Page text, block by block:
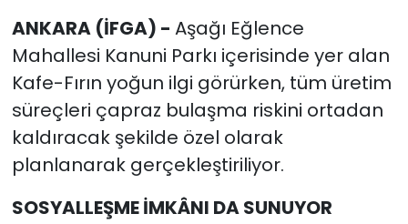
ANKARA (İFGA) - Aşağı Eğlence
Mahallesi Kanuni Parkı içerisinde yer alan
Kafe-Fırın yoğun ilgi görürken, tüm üretim
süreçleri çapraz bulaşma riskini ortadan
kaldıracak şekilde özel olarak
planlanarak gerçekleştiriliyor.
SOSYALLEŞME İMKÂNI DA SUNUYOR